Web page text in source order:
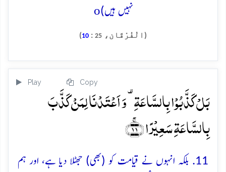
نہیں ہیں)o
(الْفُرْقَان، 25
:
10
)
Play Copy
بَلۡ کَذَّبُوۡا بِالسَّاعَۃِ ۟ وَ اَعۡتَدۡنَا لِمَنۡ کَذَّبَ
بِالسَّاعَۃِ سَعِیۡرًا ﴿ۚ۱۱﴾
11. بلکہ انہوں نے قیامت کو (بھی) جھٹلا دیا ہے، اور ہم